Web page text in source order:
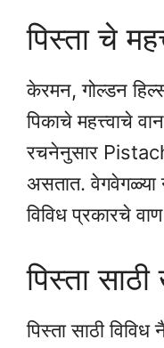
पिस्ता चे
केरमन, गोल्डन
पिकाचे महत्त्वाचे
रचनेनुसार
असतात. वेगवेगळ्या
विविध प्रकारचे
पिस्ता
पिस्ता साठी